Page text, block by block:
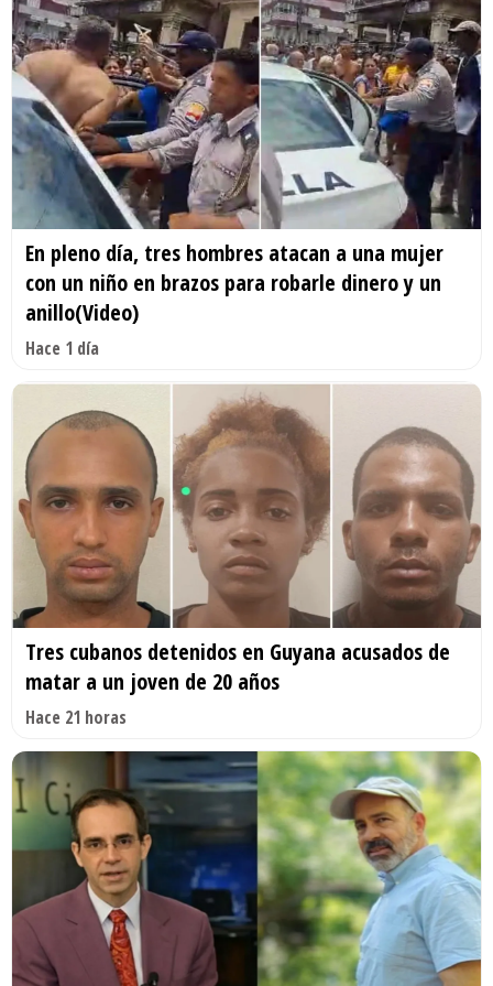
En pleno día, tres hombres atacan a una mujer
con un niño en brazos para robarle dinero y un
anillo(Video)
Hace 1 día
Tres cubanos detenidos en Guyana acusados de
matar a un joven de 20 años
Hace 21 horas